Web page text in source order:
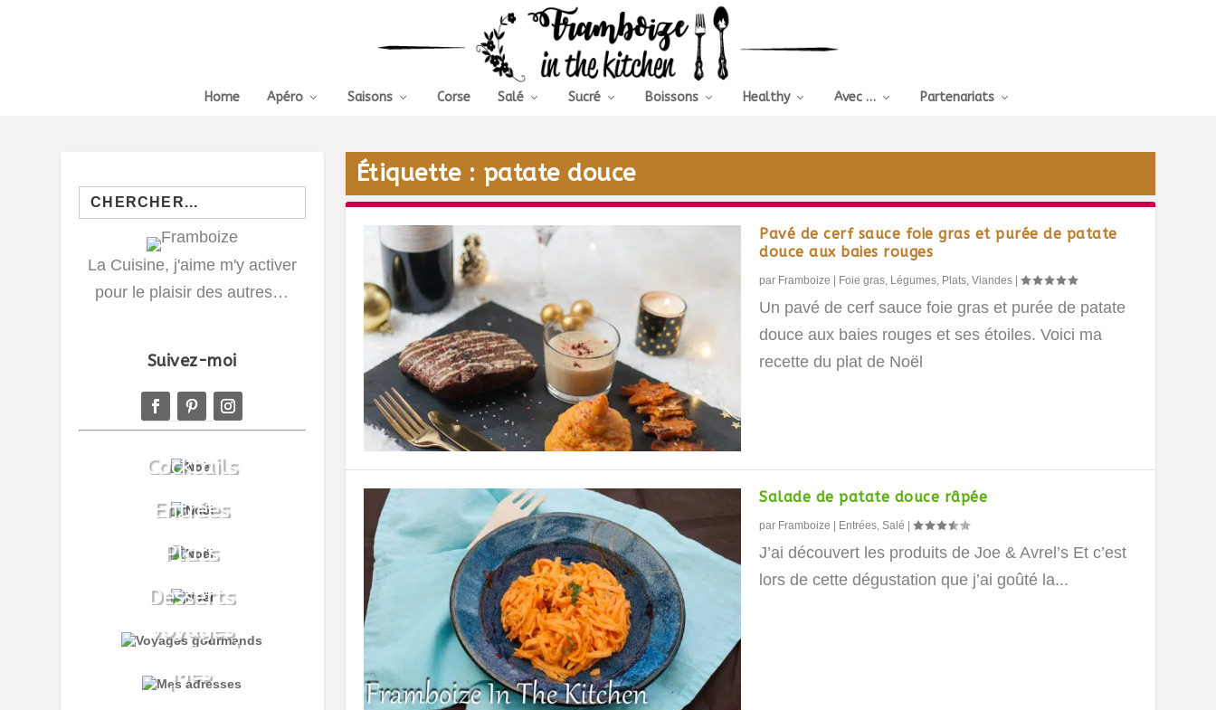
Home Apéro Saisons Corse Salé Sucré Boissons Healthy Avec … Partenariats
Étiquette : patate douce
Pavé de cerf sauce foie gras et purée de patate
douce aux baies rouges
par Framboize Foie gras, Légumes, Plats,Viandes |
Un pavé de cerf sauce foie gras et purée de patate
douce aux baies rouges et ses étoiles. Voici ma
recette du plat de Noël
Salade de patate douce râpée
par Framboize Entrées,Salé |
J’ai découvert les produits de Joe & Avrel’s Et c’est
lors de cette dégustation que j’ai goûté la...
Search
for:
La Cuisine, j'aime m'y activer
pour le plaisir des autres…
Suivez-moi